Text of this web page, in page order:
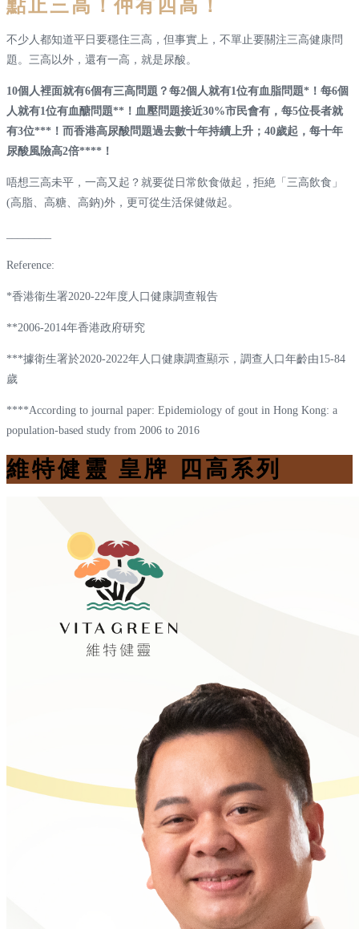
點止三高！仲有四高！
不少人都知道平日要穩住三高，但事實上，不單止要關注三高健康問
題。三高以外，還有一高，就是尿酸。
10個人裡面就有6個有三高問題？每2個人就有1位有血脂問題*！每6個
人就有1位有血醣問題**！血壓問題接近30%市民會有，每5位長者就
有3位***！而香港高尿酸問題過去數十年持續上升；40歲起，每十年
尿酸風險高2倍****！
唔想三高未平，一高又起？就要從日常飲食做起，拒絶「三高飲食」
(高脂、高糖、高鈉)外，更可從生活保健做起。
Reference:
*香港衞生署2020-22年度人口健康調查報告
**2006-2014年香港政府研究
***據衛生署於2020-2022年人口健康調查顯示，調查人口年齡由15-84
歲
****According to journal paper: Epidemiology of gout in Hong Kong: a
population-based study from 2006 to 2016
維特健靈 皇牌 四高系列